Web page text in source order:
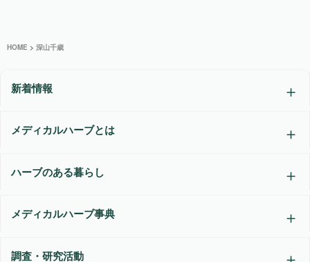
HOME > 深山千歳
新着情報
メディカルハーブとは
ハーブのある暮らし
メディカルハーブ事典
調査・研究活動